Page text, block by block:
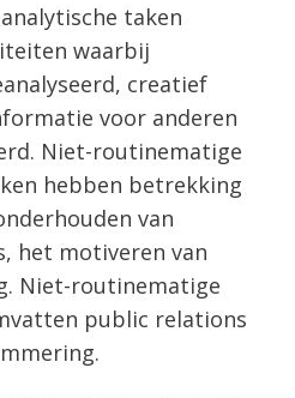
taken
waarbij
creatief
voor anderen
Niet-routinematige
hebben betrekking
van
het motiveren van
Niet-routinematige
public relations